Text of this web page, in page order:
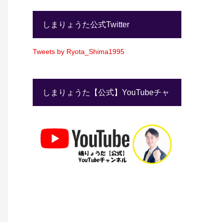
しまりょうた公式Twitter
Tweets by Ryota_Shima1995
しまりょうた【公式】YouTubeチャ